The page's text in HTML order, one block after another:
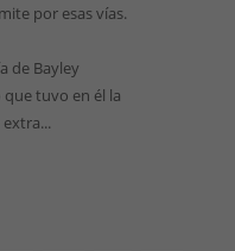
por esas vías.
de Bayley
tuvo en él la